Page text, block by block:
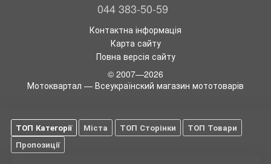
044 383-50-59
Контактна інформація
Карта сайту
Повна версія сайту
© 2007—2026
Мотоквартал — Всеукраїнский магазин мототоварів
ТОП Категорії Міста ТОП Сторінки
ТОП Товари
Пропозиції